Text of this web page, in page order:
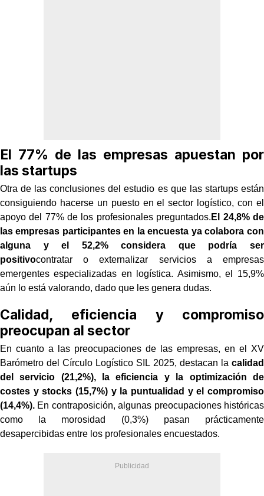
El 77% de las empresas apuestan por
las startups
Otra de las conclusiones del estudio es que las startups están
consiguiendo hacerse un puesto en el sector logístico, con el
apoyo del 77% de los profesionales preguntados. El 24,8% de
las empresas participantes en la encuesta ya colabora con
alguna y el 52,2% considera que podría ser
positivocontratar o externalizar servicios a empresas
emergentes especializadas en logística. Asimismo, el 15,9%
aún lo está valorando, dado que les genera dudas.
Calidad, eficiencia y compromiso
preocupan al sector
En cuanto a las preocupaciones de las empresas, en el XV
Barómetro del Círculo Logístico SIL 2025, destacan la calidad
del servicio (21,2%), la eficiencia y la optimización de
costes y stocks (15,7%) y la puntualidad y el compromiso
(14,4%). En contraposición, algunas preocupaciones históricas
como la morosidad (0,3%) pasan prácticamente
desapercibidas entre los profesionales encuestados.